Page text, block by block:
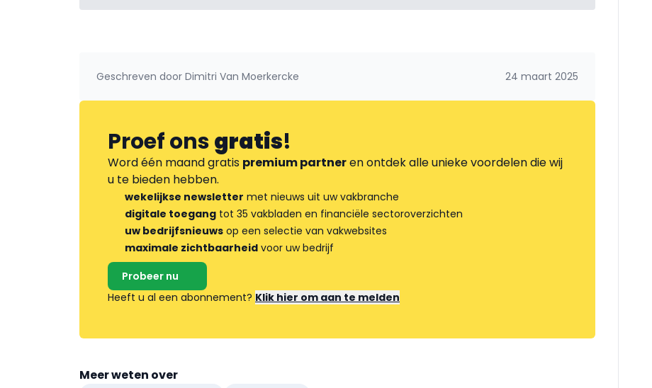
Geschreven door Dimitri Van Moerkercke 24 maart 2025
Proef onsgratis!
Word één maand gratis premium partneren ontdek alle unieke voordelen die wij
u te bieden hebben.
wekelijkse newsletter met nieuws uit uw vakbranche
digitale toegang tot 35 vakbladen en financiële sectoroverzichten
uw bedrijfsnieuws op een selectie van vakwebsites
maximale zichtbaarheid voor uw bedrijf
Probeer nu
Heeft u al een abonnement? Klik hier om aan te melden
Meer weten over